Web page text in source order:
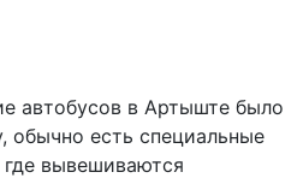
автобусов в Артыште было
обычно есть специальные
вывешиваются